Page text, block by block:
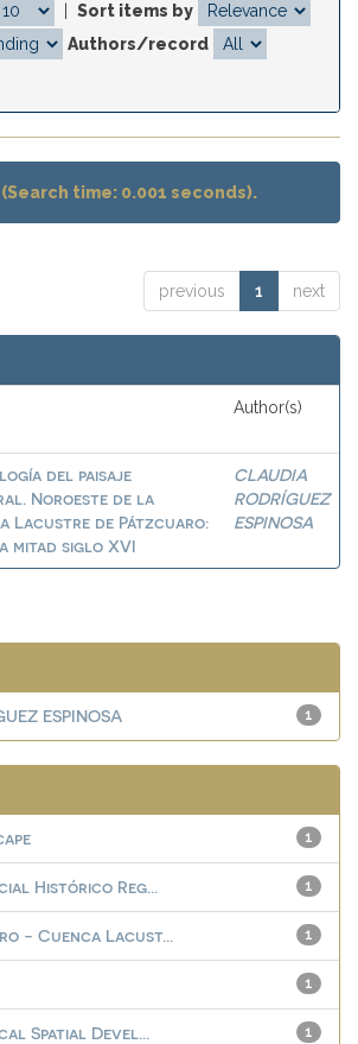
Sort items by
Authors/record
time: 0.001 seconds).
previous 1 next
Author(s)
del paisaje
Noroeste de la
Lacustre de Pátzcuaro:
mitad siglo XVI
CLAUDIA
RODRÍGUEZ
ESPINOSA
1
ESPINOSA
1
1
Histórico Reg...
1
- Cuenca Lacust...
1
1
Spatial Devel...